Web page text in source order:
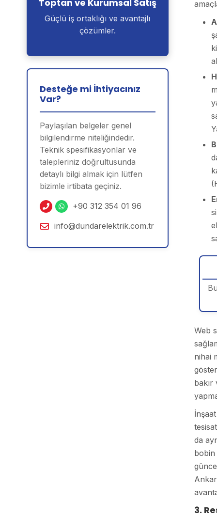
Web
nihai
da
bobin
3.
Toptan ve Kurumsal Satış
Güçlü iş ortaklığı ve avantajlı
çözümler.
Desteğe mi İhtiyacınız
Var?
Paylaşılan belgeler genel
bilgilendirme niteliğindedir.
Teknik spesifikasyonlar ve
talepleriniz doğrultusunda
detaylı bilgi almak için lütfen
bizimle irtibata geçiniz.
+90 312 354 01 96
info@dundarelektrik.com.tr